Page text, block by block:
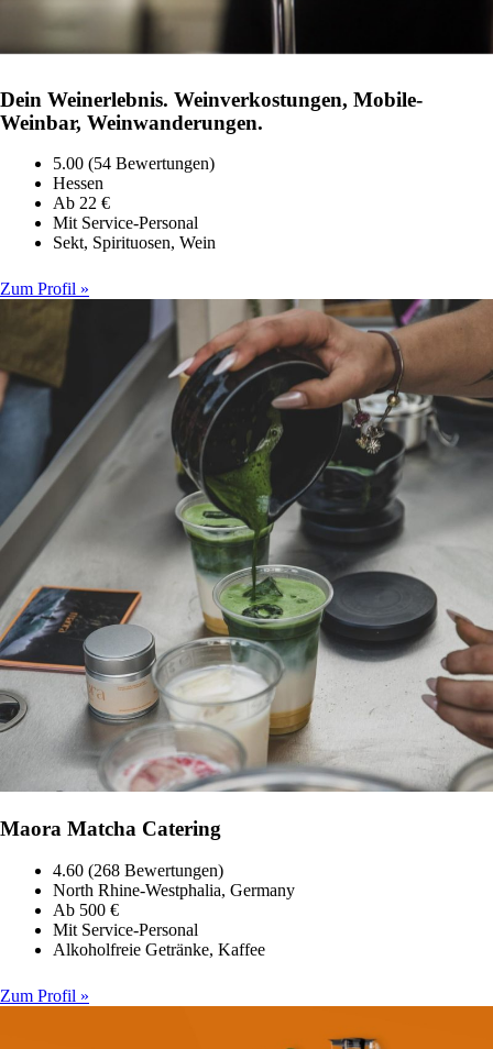
Dein Weinerlebnis. Weinverkostungen, Mobile-
Weinbar, Weinwanderungen.
5.00 (54 Bewertungen)
Hessen
Ab 22 €
Mit Service-Personal
Sekt, Spirituosen, Wein
Zum Profil »
Maora Matcha Catering
4.60 (268 Bewertungen)
North Rhine-Westphalia, Germany
Ab 500 €
Mit Service-Personal
Alkoholfreie Getränke, Kaffee
Zum Profil »